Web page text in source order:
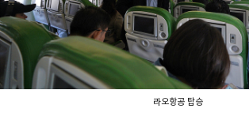
라오항공 탑승